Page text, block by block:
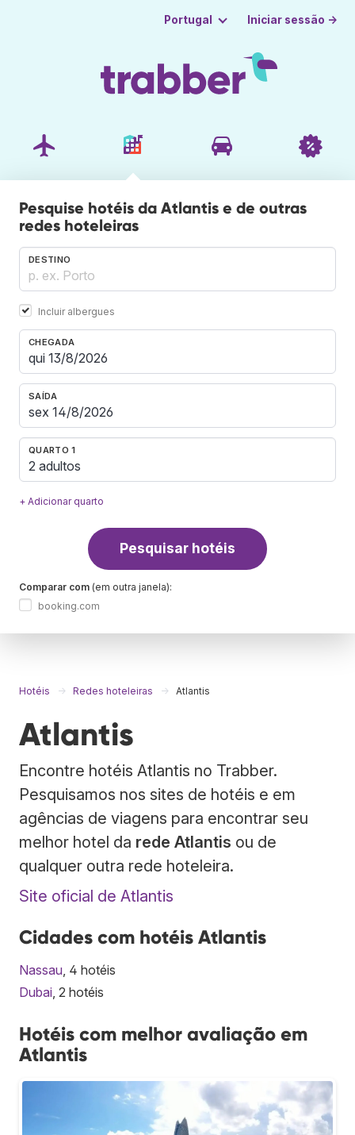
Portugal Iniciar sessão →
Pesquise hotéis da Atlantis e de outras
redes hoteleiras
DESTINO
Incluir albergues
CHEGADA
SAÍDA
QUARTO 1
2 adultos
+ Adicionar quarto
Pesquisar hotéis
Comparar com (em outra janela):
booking.com
Hotéis Redes hoteleiras Atlantis
Atlantis
Encontre hotéis Atlantis no Trabber.
Pesquisamos nos sites de hotéis e em
agências de viagens para encontrar seu
melhor hotel da rede Atlantis ou de
qualquer outra rede hoteleira.
Site oficial de Atlantis
Cidades com hotéis Atlantis
Nassau , 4 hotéis
Dubai , 2 hotéis
Hotéis com melhor avaliação em
Atlantis